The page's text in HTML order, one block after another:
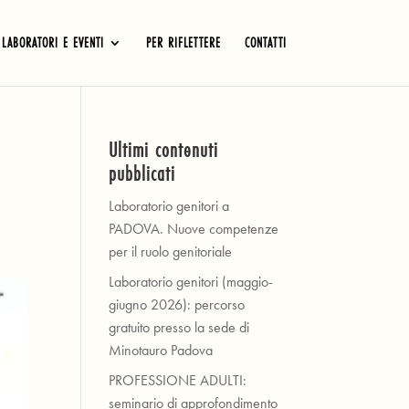
LABORATORI E EVENTI PER RIFLETTERE CONTATTI
Ultimi contenuti
pubblicati
Laboratorio genitori a
PADOVA. Nuove competenze
per il ruolo genitoriale
Laboratorio genitori (maggio-
giugno 2026): percorso
gratuito presso la sede di
Minotauro Padova
PROFESSIONE ADULTI:
seminario di approfondimento